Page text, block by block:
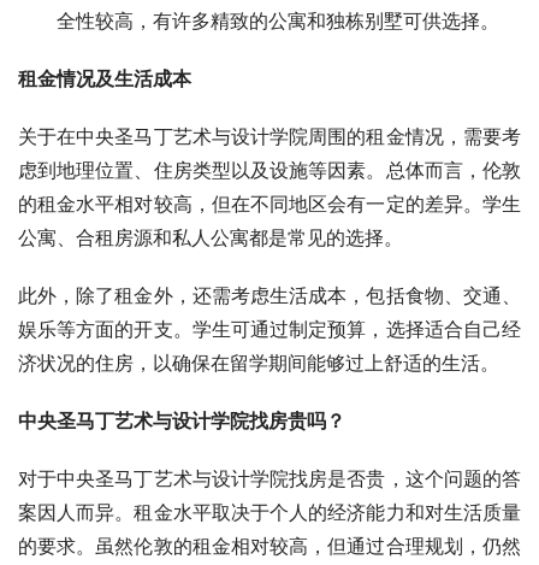
全性较高，有许多精致的公寓和独栋别墅可供选择。
租金情况及生活成本
关于在中央圣马丁艺术与设计学院周围的租金情况，需要考
虑到地理位置、住房类型以及设施等因素。总体而言，伦敦
的租金水平相对较高，但在不同地区会有一定的差异。学生
公寓、合租房源和私人公寓都是常见的选择。
此外，除了租金外，还需考虑生活成本，包括食物、交通、
娱乐等方面的开支。学生可通过制定预算，选择适合自己经
济状况的住房，以确保在留学期间能够过上舒适的生活。
中央圣马丁艺术与设计学院找房贵吗？
对于中央圣马丁艺术与设计学院找房是否贵，这个问题的答
案因人而异。租金水平取决于个人的经济能力和对生活质量
的要求。虽然伦敦的租金相对较高，但通过合理规划，仍然